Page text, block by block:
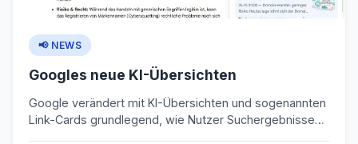
📢 NEWS
Googles neue KI-Übersichten
Google verändert mit KI-Übersichten und sogenannten
Link-Cards grundlegend, wie Nutzer Suchergebnisse